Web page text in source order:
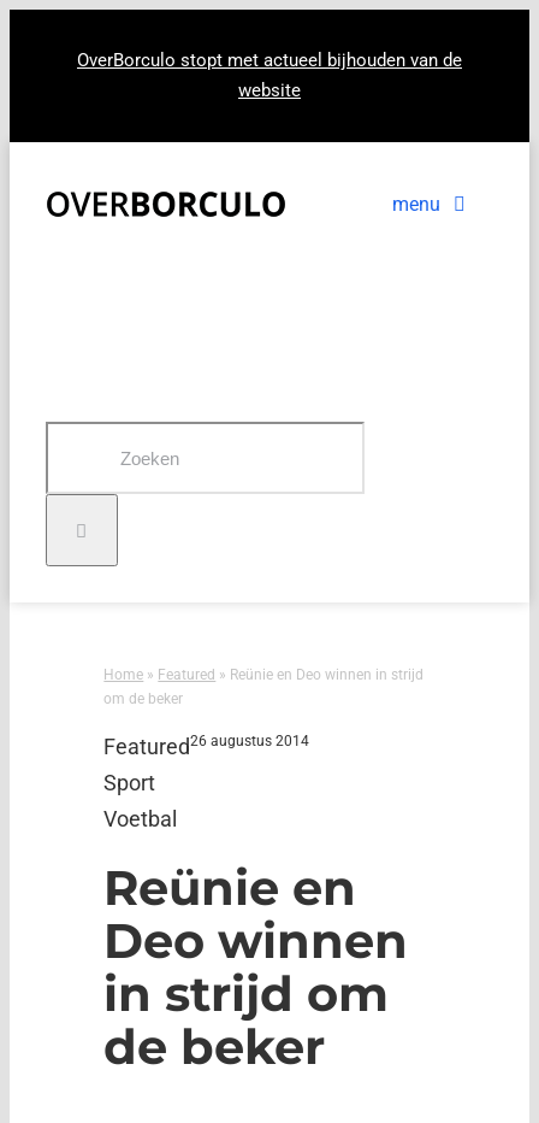
OverBorculo stopt met actueel bijhouden van de
website
menu
Home » Featured » Reünie en Deo winnen in strijd
om de beker
Featured
Sport
Voetbal
26 augustus 2014
Reünie en
Deo winnen
in strijd om
de beker